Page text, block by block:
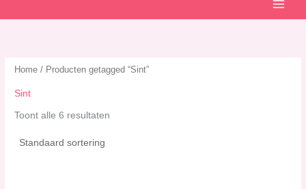
Home / Producten getagged “Sint”
Sint
Toont alle 6 resultaten